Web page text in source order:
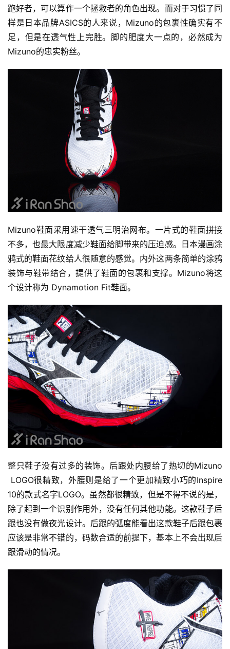
跑好者，可以算作一个拯救者的角色出现。而对于习惯了同
样是日本品牌ASICS的人来说，Mizuno的包裹性确实有不
足，但是在透气性上完胜。脚的肥度大一点的，必然成为
Mizuno的忠实粉丝。
Mizuno鞋面采用速干透气三明治网布。一片式的鞋面拼接
不多，也最大限度减少鞋面给脚带来的压迫感。日本漫画涂
鸦式的鞋面花纹给人很随意的感觉。内外这两条简单的涂鸦
装饰与鞋带结合，提供了鞋面的包裹和支撑。Mizuno将这
个设计称为 Dynamotion Fit鞋面。
整只鞋子没有过多的装饰。后跟处内腰给了热切的Mizuno
LOGO很精致，外腰则是给了一个更加精致小巧的Inspire
10的款式名字LOGO。虽然都很精致，但是不得不说的是，
除了起到一个识别作用外，没有任何其他功能。这款鞋子后
跟也没有做夜光设计。后跟的弧度能看出这款鞋子后跟包裹
应该是非常不错的，码数合适的前提下，基本上不会出现后
跟滑动的情况。